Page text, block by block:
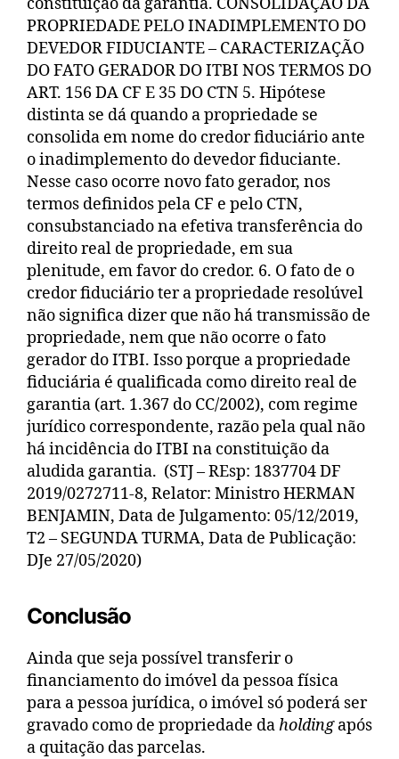
PROPRIEDADE PELO INADIMPLEMENTO DO
DEVEDOR FIDUCIANTE – CARACTERIZAÇÃO
DO FATO GERADOR DO ITBI NOS TERMOS DO
ART. 156 DA CF E 35 DO CTN 5. Hipótese
distinta se dá quando a propriedade se
consolida em nome do credor fiduciário ante
o inadimplemento do devedor fiduciante.
Nesse caso ocorre novo fato gerador, nos
termos definidos pela CF e pelo CTN,
consubstanciado na efetiva transferência do
direito real de propriedade, em sua
plenitude, em favor do credor. 6. O fato de o
credor fiduciário ter a propriedade resolúvel
não significa dizer que não há transmissão de
propriedade, nem que não ocorre o fato
gerador do ITBI. Isso porque a propriedade
fiduciária é qualificada como direito real de
garantia (art. 1.367 do CC/2002), com regime
jurídico correspondente, razão pela qual não
há incidência do ITBI na constituição da
aludida garantia. (STJ – REsp: 1837704 DF
2019/0272711-8, Relator: Ministro HERMAN
BENJAMIN, Data de Julgamento: 05/12/2019,
T2 – SEGUNDA TURMA, Data de Publicação:
DJe 27/05/2020)
Conclusão
Ainda que seja possível transferir o
financiamento do imóvel da pessoa física
para a pessoa jurídica, o imóvel só poderá ser
gravado como de propriedade daholdingapós
a quitação das parcelas.